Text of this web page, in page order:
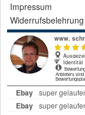
Impressum
Widerrufsbelehrung